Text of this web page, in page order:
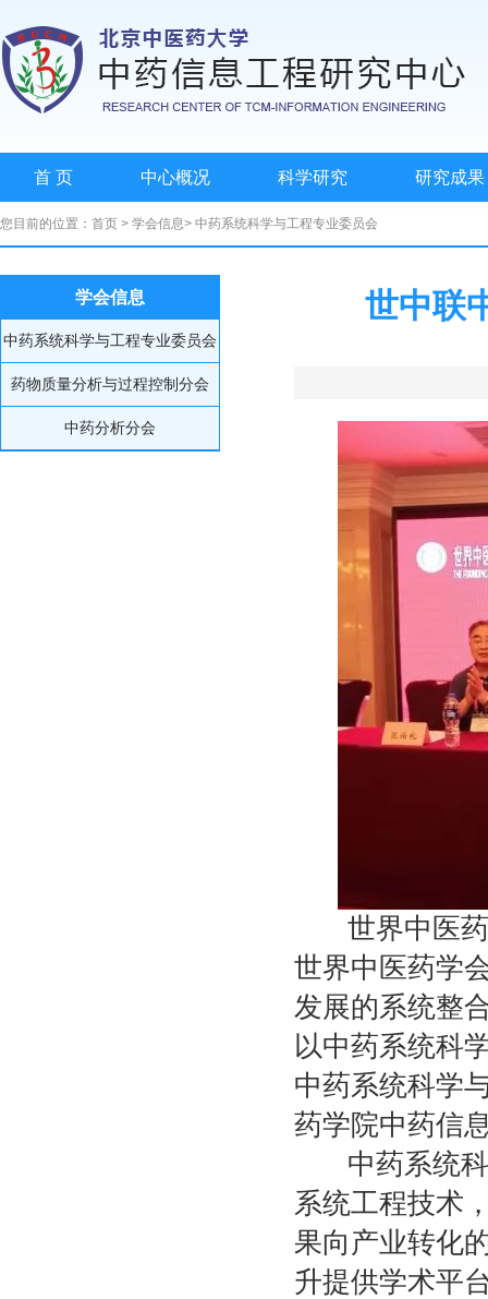
首 页 中心概况 科学研究 研究成果
您目前的位置： 首页 > 学会信息> 中药系统科学与工程专业委员会
学会信息
中药系统科学与工程专业委员会
药物质量分析与过程控制分会
中药分析分会
世中联
世界中医药
世界中医药学
发展的系统整
以中药系统科
中药系统科学
药学院中药信
中药系统科
系统工程技术
果向产业转化
升提供学术平